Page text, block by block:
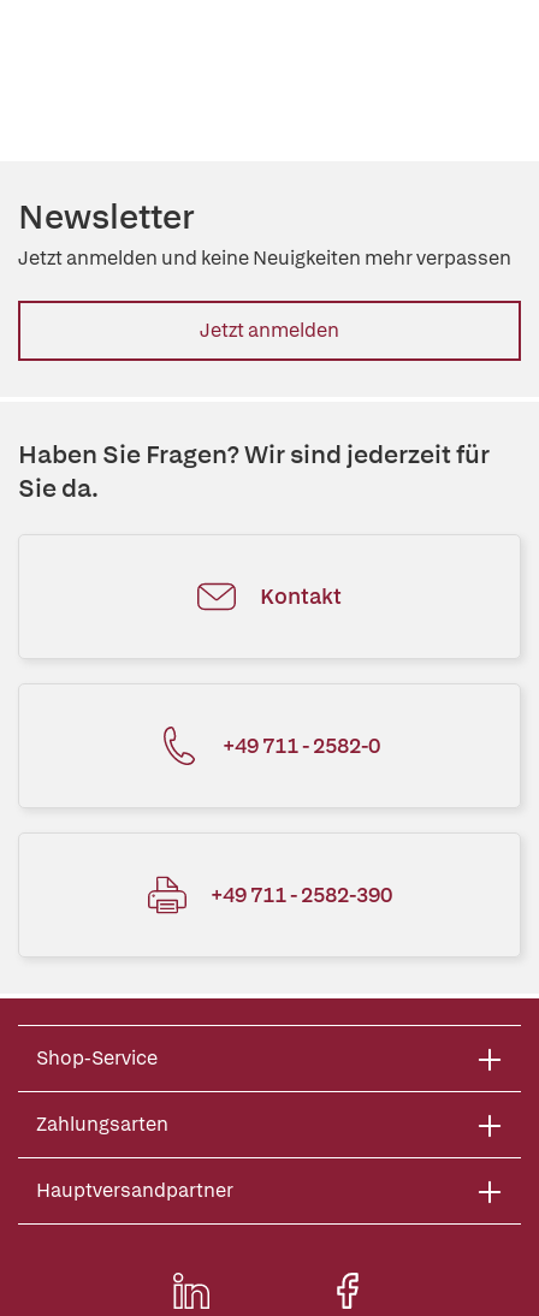
Newsletter
Jetzt anmelden und keine Neuigkeiten mehr verpassen
Jetzt anmelden
Haben Sie Fragen? Wir sind jederzeit für
Sie da.
Kontakt
+49 711 - 2582-0
+49 711 - 2582-390
Shop-Service
Zahlungsarten
Hauptversandpartner